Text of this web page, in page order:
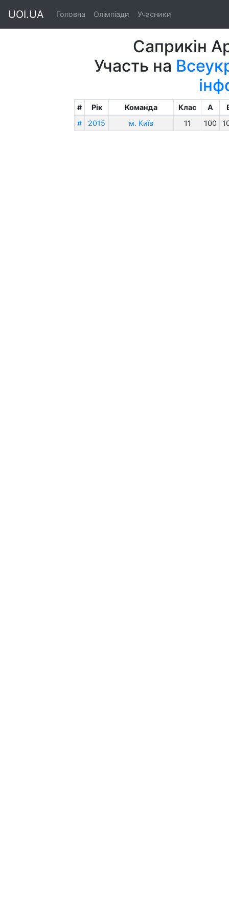
UOI.UA Головна Олімпіади Учасники
Саприкін
Участь на
# Рік Команда Клас A
#
2015 м. Київ 11 100